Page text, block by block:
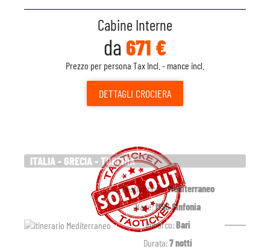
Cabine Interne
da 671 €
Prezzo per persona Tax Incl. - mance incl.
DETTAGLI CROCIERA
ITALIA - GRECIA - TURCHIA
Destinazione:Mediterraneo
Nave:MSC Sinfonia
Imbarco:Bari
Durata:7 notti